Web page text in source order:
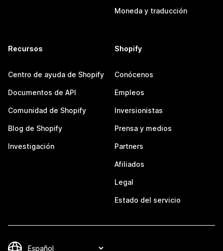
Moneda y traducción
Recursos
Centro de ayuda de Shopify
Documentos de API
Comunidad de Shopify
Blog de Shopify
Investigación
Shopify
Conócenos
Empleos
Inversionistas
Prensa y medios
Partners
Afiliados
Legal
Estado del servicio